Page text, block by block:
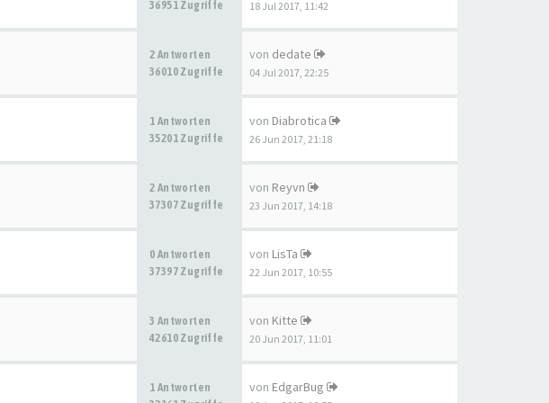
36951 Zugriffe
18 Jul 2017, 11:42
2 Antworten
36010 Zugriffe
von dedate
04 Jul 2017, 22:25
1 Antworten
35201 Zugriffe
von Diabrotica
26 Jun 2017, 21:18
2 Antworten
37307 Zugriffe
von Reyvn
23 Jun 2017, 14:18
0 Antworten
37397 Zugriffe
von LisTa
22 Jun 2017, 10:55
3 Antworten
42610 Zugriffe
von Kitte
20 Jun 2017, 11:01
1 Antworten
von EdgarBug